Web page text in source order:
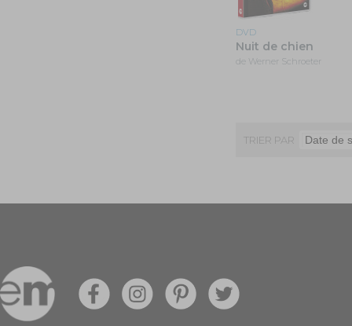
DVD
Nuit de chien
de Werner Schroeter
TRIER PAR